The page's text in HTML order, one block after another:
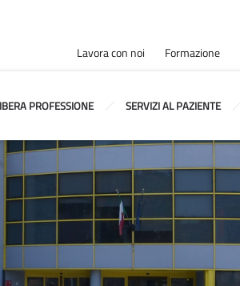
Lavora con noi Formazione
PROFESSIONE SERVIZI AL PAZIENTE